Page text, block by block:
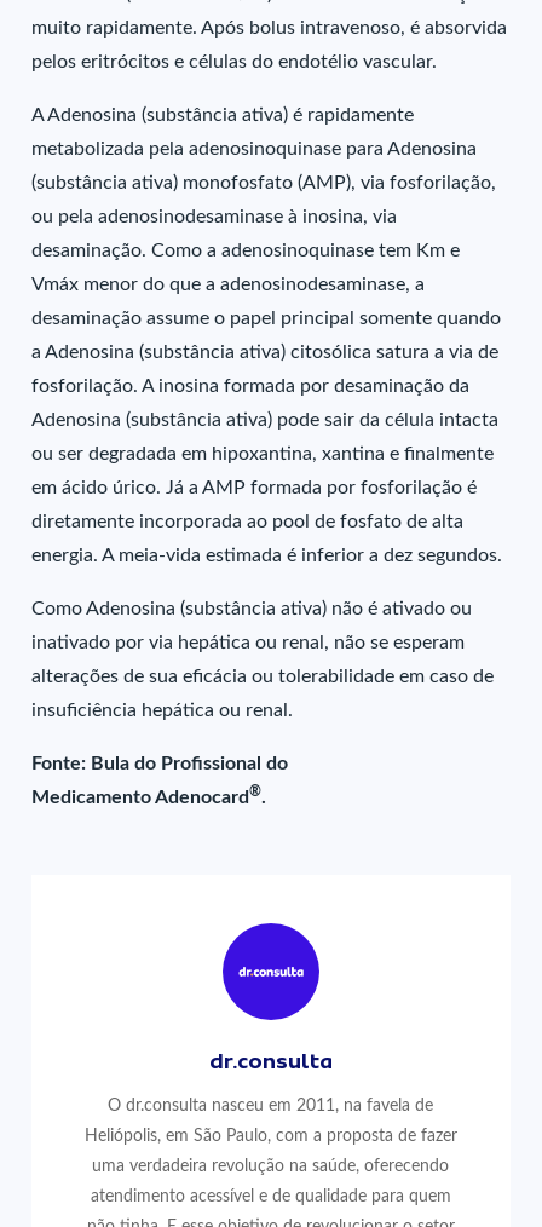
muito rapidamente. Após bolus intravenoso, é absorvida
pelos eritrócitos e células do endotélio vascular.
A Adenosina (substância ativa) é rapidamente
metabolizada pela adenosinoquinase para Adenosina
(substância ativa) monofosfato (AMP), via fosforilação,
ou pela adenosinodesaminase à inosina, via
desaminação. Como a adenosinoquinase tem Km e
Vmáx menor do que a adenosinodesaminase, a
desaminação assume o papel principal somente quando
a Adenosina (substância ativa) citosólica satura a via de
fosforilação. A inosina formada por desaminação da
Adenosina (substância ativa) pode sair da célula intacta
ou ser degradada em hipoxantina, xantina e finalmente
em ácido úrico. Já a AMP formada por fosforilação é
diretamente incorporada ao pool de fosfato de alta
energia. A meia-vida estimada é inferior a dez segundos.
Como Adenosina (substância ativa) não é ativado ou
inativado por via hepática ou renal, não se esperam
alterações de sua eficácia ou tolerabilidade em caso de
insuficiência hepática ou renal.
Fonte: Bula do Profissional do
Medicamento Adenocard®.
dr.consulta
O dr.consulta nasceu em 2011, na favela de
Heliópolis, em São Paulo, com a proposta de fazer
uma verdadeira revolução na saúde, oferecendo
atendimento acessível e de qualidade para quem